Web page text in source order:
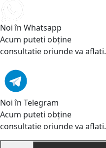
Noi în Whatsapp
Acum puteti obține
consultatie oriunde va aflati.
Noi în Telegram
Acum puteti obține
consultatie oriunde va aflati.